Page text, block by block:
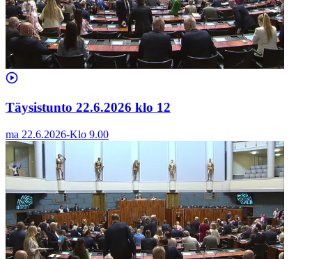
Täysistunto 22.6.2026 klo 12
ma 22.6.2026-Klo 9.00